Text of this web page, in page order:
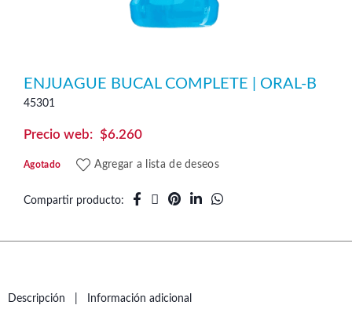
ENJUAGUE BUCAL COMPLETE | ORAL-B
45301
$6.260
Agotado Agregar a lista de deseos
Compartir producto
Descripción Información adicional